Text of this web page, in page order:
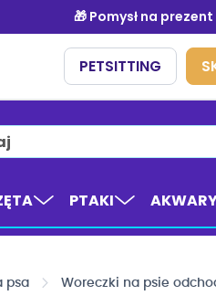
PTAKI
psa Woreczki na psie